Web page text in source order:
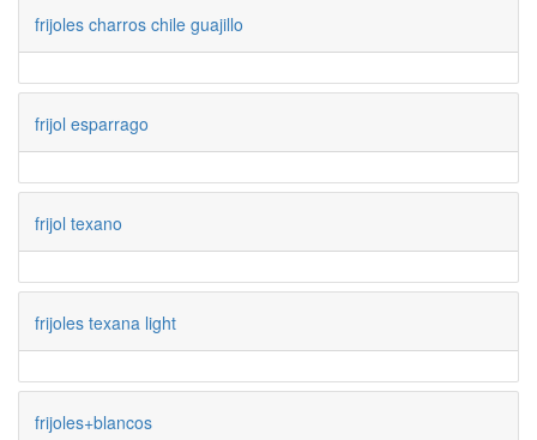
frijoles charros chile guajillo
frijol esparrago
frijol texano
frijoles texana light
frijoles+blancos